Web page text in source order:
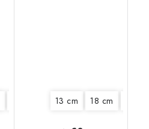
18 cm 20 cm
13 cm 18 cm